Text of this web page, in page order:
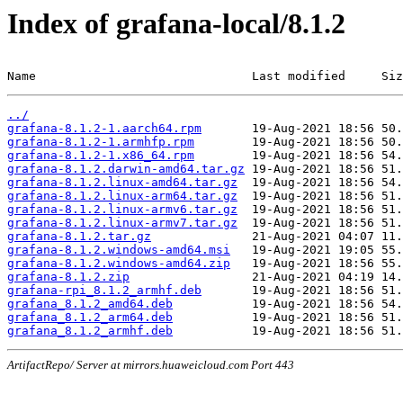
Index of grafana-local/8.1.2
Name                              Last modified
../
grafana-8.1.2-1.aarch64.rpm
grafana-8.1.2-1.armhfp.rpm
grafana-8.1.2-1.x86_64.rpm
grafana-8.1.2.darwin-amd64.tar.gz
grafana-8.1.2.linux-amd64.tar.gz
grafana-8.1.2.linux-arm64.tar.gz
grafana-8.1.2.linux-armv6.tar.gz
grafana-8.1.2.linux-armv7.tar.gz
grafana-8.1.2.tar.gz
grafana-8.1.2.windows-amd64.msi
grafana-8.1.2.windows-amd64.zip
grafana-8.1.2.zip
grafana-rpi_8.1.2_armhf.deb
grafana_8.1.2_amd64.deb
grafana_8.1.2_arm64.deb
grafana_8.1.2_armhf.deb
ArtifactRepo/ Server at mirrors.huaweicloud.com Port 443